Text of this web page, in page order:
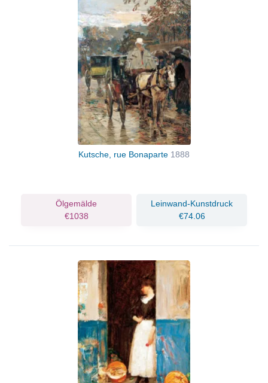
Kutsche, rue Bonaparte 1888
Ölgemälde
€1038
Leinwand-Kunstdruck
€74.06